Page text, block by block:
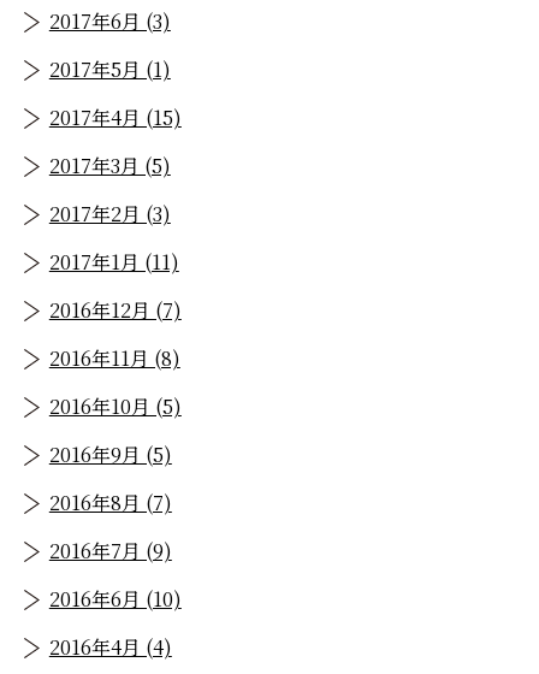
2017年6月 (3)
2017年5月 (1)
2017年4月 (15)
2017年3月 (5)
2017年2月 (3)
2017年1月 (11)
2016年12月 (7)
2016年11月 (8)
2016年10月 (5)
2016年9月 (5)
2016年8月 (7)
2016年7月 (9)
2016年6月 (10)
2016年4月 (4)